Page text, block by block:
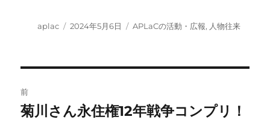
投
aplac
投
2024年5月6日
カ
APLaCの活動・広報, 人物往来
稿
前
前
菊川さん永住権12年戦争コンプリ！